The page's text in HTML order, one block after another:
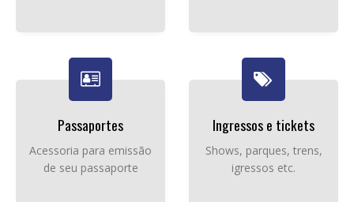
Passaportes
Acessoria para emissão
de seu passaporte
Ingressos e tickets
Shows, parques, trens,
igressos etc.